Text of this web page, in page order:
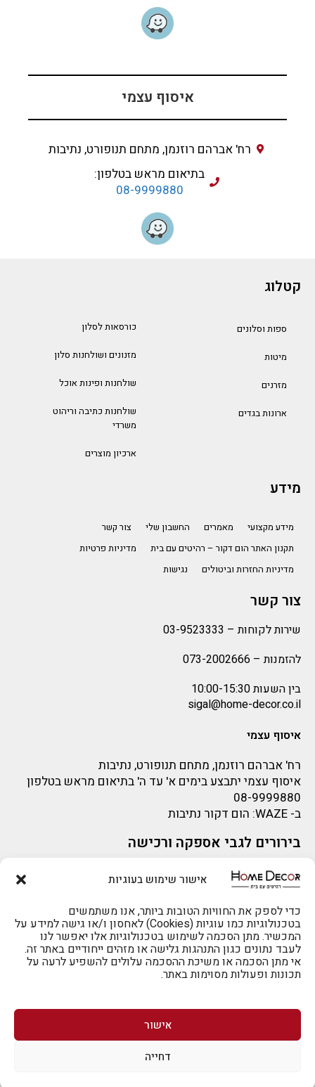
אישור שימוש בעוגיות
כדי לספק את החוויות הטובות ביותר, אנו משתמשים
בטכנולוגיות כמו עוגיות (Cookies) לאחסון ו/או גישה למידע על
המכשיר. מתן הסכמה לשימוש בטכנולוגיות אלו יאפשר לנו
לעבד נתונים כגון התנהגות גלישה או מזהים ייחודיים באתר זה.
אי מתן הסכמה או משיכת ההסכמה עלולים להשפיע לרעה על
תכונות ופעולות מסוימות באתר.
אישור
דחייה
איסוף עצמי
רח' אברהם רוזנמן, מתחם תנופורט, נתיבות
בתיאום מראש בטלפון:
08-9999880
קטלוג
ספות וסלונים
מיטות
מזרנים
ארונות בגדים
כורסאות לסלון
מזנונים ושולחנות סלון
שולחנות ופינות אוכל
שולחנות כתיבה וריהוט
משרדי
ארכיון מוצרים
מידע
מידע מקצועי מאמרים החשבון שלי
צור קשר
תקנון האתר הום דקור – רהיטים עם בית
מדיניות פרטיות
מדיניות החזרות וביטולים
נגישות
צור קשר
שירות לקוחות – 03-9523333
להזמנות – 073-2002666
בין השעות 10:00-15:30
sigal@home-decor.co.il
איסוף עצמי
רח' אברהם רוזנמן, מתחם תנופורט, נתיבות
איסוף עצמי יתבצע בימים א' עד ה' בתיאום מראש בטלפון
08-9999880
ב- WAZE: הום דקור נתיבות
בירורים לגבי אספקה ורכישה
בירור לגבי אספקה -ניתן לפנות למייל:
sigal@home-decor.co.il
פניות לפני רכישה – ניתן לפנות למייל: omer@home-
decor.co.il
לרכישה טלפונית: 073-2002666